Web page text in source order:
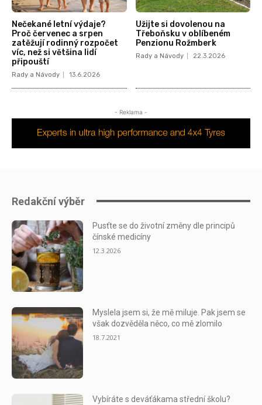
Nečekané letní výdaje?
Proč červenec a srpen
zatěžují rodinný rozpočet
víc, než si většina lidí
připouští
Rady a Návody 13.6.2026
Užijte si dovolenou na
Třeboňsku v oblíbeném
Penzionu Rožmberk
Rady a Návody 22.3.2026
- Reklama -
Redakční výběr
Pusťte se do životní změny dle principů
čínské medicíny
12.3.2026
Myslela jsem si, že mě miluje. Pak jsem se
však dozvěděla něco, co mě zlomilo
18.7.2021
Vybíráte s deváťákama střední školu?